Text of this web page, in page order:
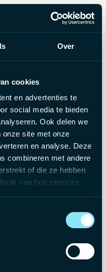
Over
cookies
en advertenties te
social media te bieden
Ook delen we
onze site met onze
en analyse. Deze
combineren met andere
of die ze hebben
van hun services.
is niet